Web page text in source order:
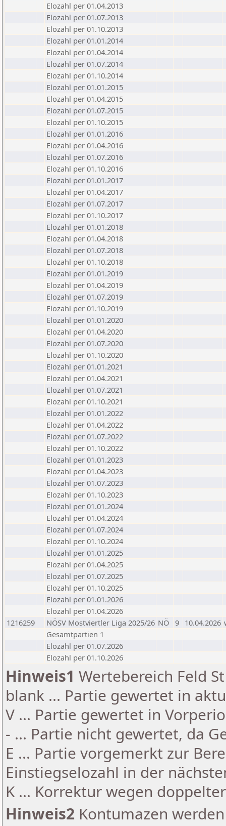
Elozahl per 01.04.2013
Elozahl per 01.07.2013
Elozahl per 01.10.2013
Elozahl per 01.01.2014
Elozahl per 01.04.2014
Elozahl per 01.07.2014
Elozahl per 01.10.2014
Elozahl per 01.01.2015
Elozahl per 01.04.2015
Elozahl per 01.07.2015
Elozahl per 01.10.2015
Elozahl per 01.01.2016
Elozahl per 01.04.2016
Elozahl per 01.07.2016
Elozahl per 01.10.2016
Elozahl per 01.01.2017
Elozahl per 01.04.2017
Elozahl per 01.07.2017
Elozahl per 01.10.2017
Elozahl per 01.01.2018
Elozahl per 01.04.2018
Elozahl per 01.07.2018
Elozahl per 01.10.2018
Elozahl per 01.01.2019
Elozahl per 01.04.2019
Elozahl per 01.07.2019
Elozahl per 01.10.2019
Elozahl per 01.01.2020
Elozahl per 01.04.2020
Elozahl per 01.07.2020
Elozahl per 01.10.2020
Elozahl per 01.01.2021
Elozahl per 01.04.2021
Elozahl per 01.07.2021
Elozahl per 01.10.2021
Elozahl per 01.01.2022
Elozahl per 01.04.2022
Elozahl per 01.07.2022
Elozahl per 01.10.2022
Elozahl per 01.01.2023
Elozahl per 01.04.2023
Elozahl per 01.07.2023
Elozahl per 01.10.2023
Elozahl per 01.01.2024
Elozahl per 01.04.2024
Elozahl per 01.07.2024
Elozahl per 01.10.2024
Elozahl per 01.01.2025
Elozahl per 01.04.2025
Elozahl per 01.07.2025
Elozahl per 01.10.2025
Elozahl per 01.01.2026
Elozahl per 01.04.2026
1216259
NÖSV Mostviertler Liga 2025/26 NÖ 9 10.04.2026
Gesamtpartien 1
Elozahl per 01.07.2026
Elozahl per 01.10.2026
Hinweis1 Wertebereich Feld
blank ... Partie gewertet in
V ... Partie gewertet in
- ... Partie nicht gewertet, da
E ... Partie vorgemerkt zur
Einstiegselozahl in der
K ... Korrektur wegen
Hinweis2 Kontumazen